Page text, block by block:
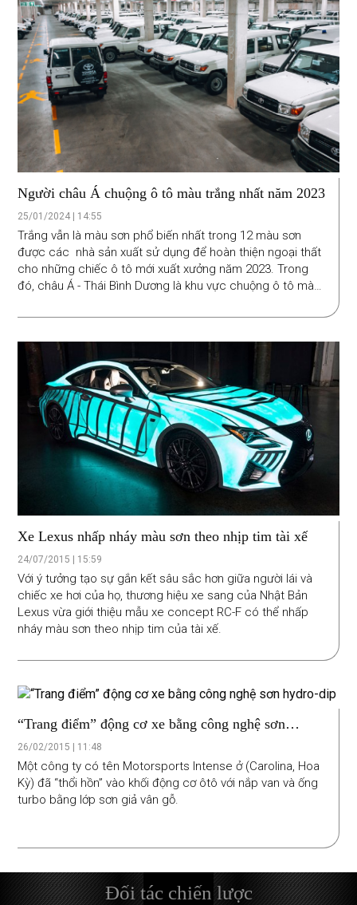
Người châu Á chuộng ô tô màu trắng nhất năm 2023
25/01/2024 | 14:55
Trắng vẫn là màu sơn phổ biến nhất trong 12 màu sơn
được các nhà sản xuất sử dụng để hoàn thiện ngoại thất
cho những chiếc ô tô mới xuất xưởng năm 2023. Trong
đó, châu Á - Thái Bình Dương là khu vực chuộng ô tô màu
Xe Lexus nhấp nháy màu sơn theo nhịp tim tài xế
24/07/2015 | 15:59
Với ý tưởng tạo sự gắn kết sâu sắc hơn giữa người lái và
chiếc xe hơi của họ, thương hiệu xe sang của Nhật Bản
Lexus vừa giới thiệu mẫu xe concept RC-F có thể nhấp
nháy màu sơn theo nhịp tim của tài xế.
“Trang điểm” động cơ xe bằng công nghệ sơn
hydro-dip
26/02/2015 | 11:48
Một công ty có tên Motorsports Intense ở (Carolina, Hoa
Kỳ) đã “thổi hồn” vào khối động cơ ôtô với nắp van và ống
turbo bằng lớp sơn giả vân gỗ.
Đối tác chiến lược